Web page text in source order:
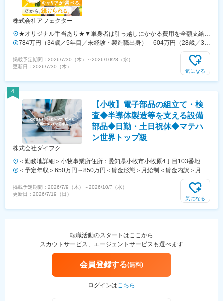
株式会社アフェクター
★オリジナル手当あり★▼単身者は引っ越しにかかる費用を全額支給▼
家賃・共益費を最大95％会社で負担▼勤務地は希望考慮▼自宅からの
通勤圏内のみの勤務もOK▼転勤なし(転勤希望があれば、お気軽にお問
合せOK)※転勤希望者に関しましては、上記の 引っ越し費用・家賃補
助95％(規定あり)を支給！＼手当活用例／家賃＋共益費で、6万円の場
（大阪府・京都府・兵庫県・滋賀県）※勤務地は、希望を考慮して決定
します。▼名古屋本社愛知県名古屋市中村区名駅南2丁目14-19住友生
命名古屋ビル14F▼川崎本社神奈川県川崎市川崎区砂子1-2-4川崎砂子
ビルディング11F▼東京支社東京都港区芝大門2-9-4 VORT芝大門lll3F▼
大阪支社大阪府大阪市北区中崎2丁目1-44嶌野ビル５F柔軟に勤務地の
対応を実施！お気軽にご応募・ご相談ください♪
784万円（34歳／5年目／未経験・製造職出身） 604万円（28歳／3年
掲載予定期間： 2026/7/30（木） ～2026/10/28（水）
更新日： 2026/7/30（木）
気になる
4
【小牧】電子部品の組立て・検
査◆半導体製造等を支える設備
部品◆日勤・土日祝休◆マテハ
ン世界トップ級
株式会社ダイフク
＜勤務地詳細＞小牧事業所住所：愛知県小牧市小牧原4丁目103番地 勤
務地最寄駅：名鉄小牧線／小牧原駅受動喫煙対策：屋内全面禁煙変更の
＜予定年収＞650万円～850万円＜賃金形態＞月給制＜賃金内訳＞月額
（基本給）：278,000円～360,000円＜月給＞278,000円～360,000円＜
昇給有無＞有＜残業手当＞有＜給与補足＞※上記年収は目安であり、詳
細はスキル・経験を考慮し決定いたします。賞与あり 年2回（7月、12
月給(月額)は固定手当を含めた表記です。
掲載予定期間： 2026/7/9（木） ～2026/10/7（水）
更新日： 2026/7/19（日）
気になる
転職活動のスタートはここから
スカウトサービス、エージェントサービスも選べます
会員登録する(無料)
ログインはこちら